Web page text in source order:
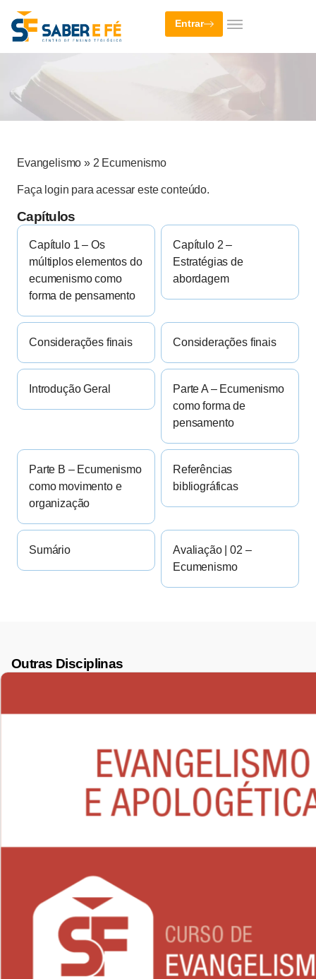
Entrar
Evangelismo » 2 Ecumenismo
Faça login para acessar este conteúdo.
Capítulos
Capítulo 1 – Os
múltiplos elementos do
ecumenismo como
forma de pensamento
Capítulo 2 –
Estratégias de
abordagem
Considerações finais Considerações finais
Introdução Geral
Parte A – Ecumenismo
como forma de
pensamento
Parte B – Ecumenismo
como movimento e
organização
Referências
bibliográficas
Sumário
Avaliação | 02 –
Ecumenismo
Outras Disciplinas